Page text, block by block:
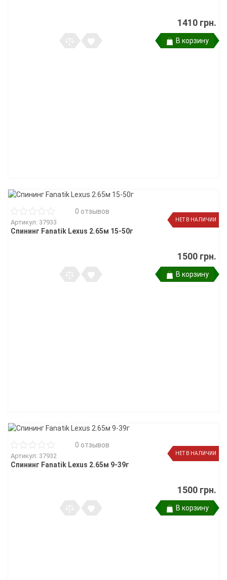
1410 грн.
В корзину
НЕТ В НАЛИЧИИ
0 отзывов
Артикул: 37933
Спининг Fanatik Lexus 2.65м 15-50г
1500 грн.
В корзину
НЕТ В НАЛИЧИИ
0 отзывов
Артикул: 37932
Спининг Fanatik Lexus 2.65м 9-39г
1500 грн.
В корзину